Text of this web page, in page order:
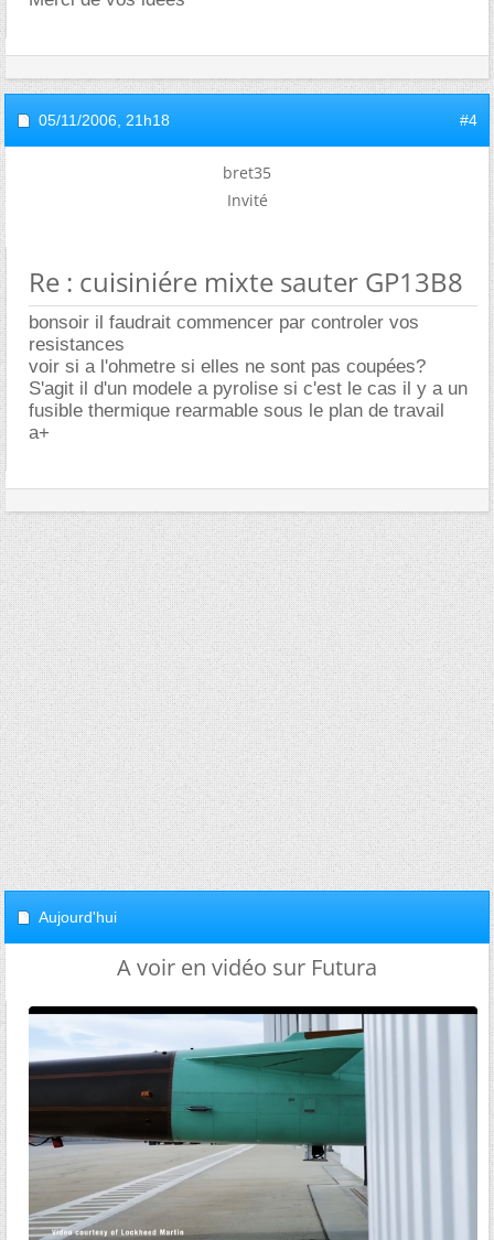
05/11/2006, 21h18 #4
bret35
Invité
Re : cuisiniére mixte sauter GP13B8
bonsoir il faudrait commencer par controler vos
resistances
voir si a l'ohmetre si elles ne sont pas coupées?
S'agit il d'un modele a pyrolise si c'est le cas il y a un
fusible thermique rearmable sous le plan de travail
a+
Aujourd'hui
A voir en vidéo sur Futura